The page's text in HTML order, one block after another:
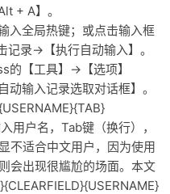
+ A】。
入全局热键；或点击输入框
录→【执行自动输入】。
的【工具】→【选项】
输入记录选取对话框】。
用户名，Tab键（换行），
不适合中文用户，因为使用
会出现很尴尬的场面。本文